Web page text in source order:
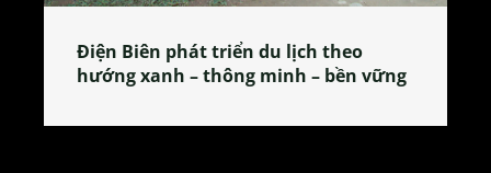
Làng làm bánh tẻ Phú Nhi – nơi lan
tỏa đặc sản xứ Đoài